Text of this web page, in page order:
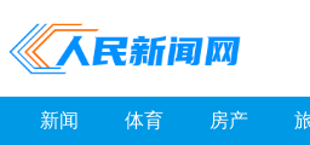
新闻 体育 房产